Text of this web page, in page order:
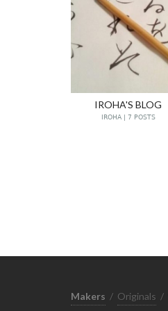
IROHA'S BLOG
IROHA | 7 POSTS
Makers / Originals /